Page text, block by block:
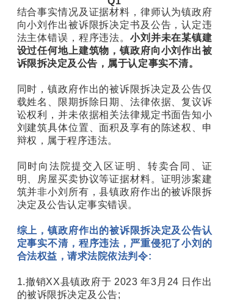
结合事实情况及证据材料，律师认为镇政府
向小刘作出被诉限拆决定书及公告，认定违
法主体错误，程序违法。 小刘并未在某镇建
设过任何地上建筑物，镇政府向小刘作出被
诉限拆决定及公告，属于认定事实不清。
同时，镇政府作出的被诉限拆决定及公告仅
载姓名、限期拆除日期、法律依据、复议诉
讼权利，并未依据相关法律规定书面告知小
刘建筑具体位置、面积及享有的陈述权、申
辩权，属于程序违法。
同时向法院提交入区证明、转卖合同、证
明、房屋买卖协议等证据材料。证明涉案建
筑并非小刘所有，县镇政府作出的被诉限拆
决定及公告认定事实错误。
综上，镇政府作出的被诉限拆决定及公告认
定事实不清，程序违法，严重侵犯了小刘的
合法权益，请求法院依法判令:
1.撤销XX县镇政府于 2023 年3月24 日作出
的被诉限拆决定及公告;